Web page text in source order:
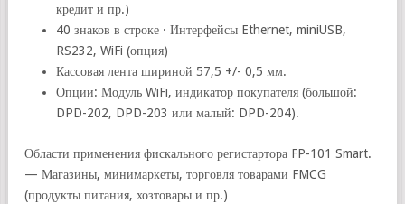
кредит и пр.)
40 знаков в строке · Интерфейсы Ethernet, miniUSB,
RS232, WiFi (опция)
Кассовая лента шириной 57,5 +/- 0,5 мм.
Опции: Модуль WiFi, индикатор покупателя (большой:
DPD-202, DPD-203 или малый: DPD-204).
Области применения фискального регистартора FP-101 Smart.
— Магазины, минимаркеты, торговля товарами FMCG
(продукты питания, хозтовары и пр.)